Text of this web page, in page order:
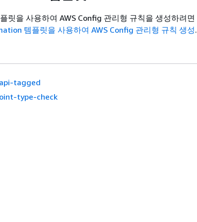
릿을 사용하여 AWS Config 관리형 규칙을 생성하려
템플릿을 사용하여 AWS Config 관리형 규칙 생성.
tagged
type-check